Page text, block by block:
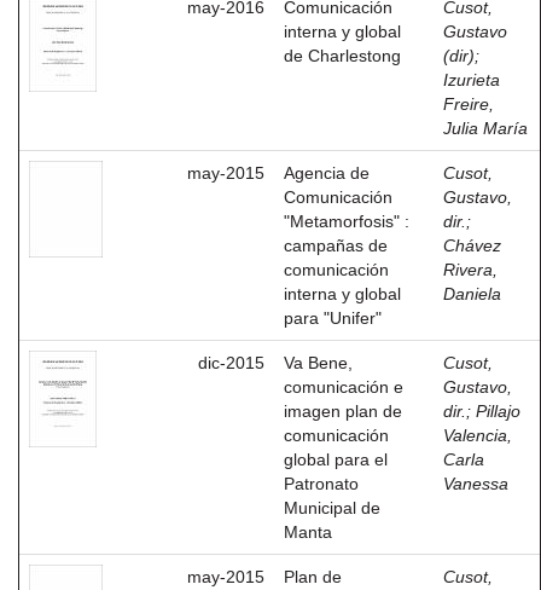
may-2016
Comunicación
interna y global
de Charlestong
Cusot,
Gustavo
(dir);
Izurieta
Freire,
Julia María
may-2015
Agencia de
Comunicación
"Metamorfosis" :
campañas de
comunicación
interna y global
para "Unifer"
Cusot,
Gustavo,
dir. ;
Chávez
Rivera,
Daniela
dic-2015
Va Bene,
comunicación e
imagen plan de
comunicación
global para el
Patronato
Municipal de
Manta
Cusot,
Gustavo,
dir. ; Pillajo
Valencia,
Carla
Vanessa
may-2015 Plan de Cusot,